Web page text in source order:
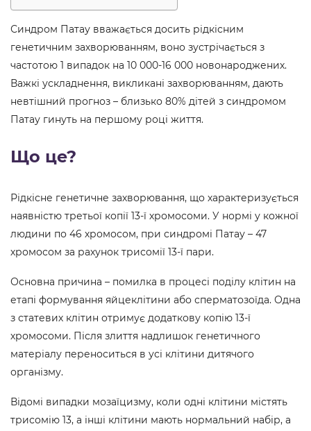
Синдром Патау вважається досить рідкісним
генетичним захворюванням, воно зустрічається з
частотою 1 випадок на 10 000-16 000 новонароджених.
Важкі ускладнення, викликані захворюванням, дають
невтішний прогноз – близько 80% дітей з синдромом
Патау гинуть на першому році життя.
Що це?
Рідкісне генетичне захворювання, що характеризується
наявністю третьої копії 13-ї хромосоми. У нормі у кожної
людини по 46 хромосом, при синдромі Патау – 47
хромосом за рахунок трисомії 13-ї пари.
Основна причина – помилка в процесі поділу клітин на
етапі формування яйцеклітини або сперматозоїда. Одна
з статевих клітин отримує додаткову копію 13-ї
хромосоми. Після злиття надлишок генетичного
матеріалу переноситься в усі клітини дитячого
організму.
Відомі випадки мозаїцизму, коли одні клітини містять
трисомію 13, а інші клітини мають нормальний набір, а